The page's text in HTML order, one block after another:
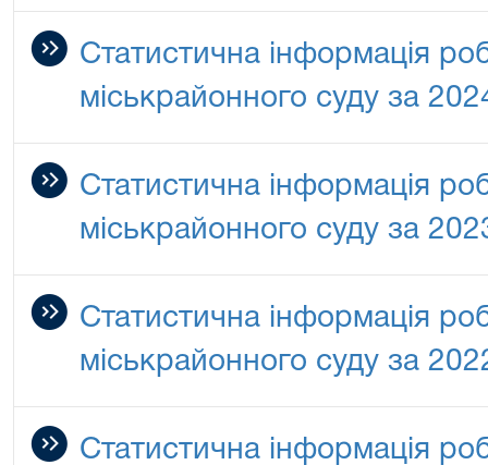
Статистична інформація
міськрайонного суду за
Статистична інформація
міськрайонного суду за
Статистична інформація
міськрайонного суду за
Статистична інформація